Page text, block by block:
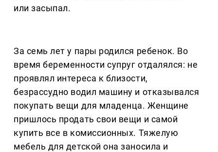
или засыпал.
За семь лет у пары родился ребенок. Во
время беременности супруг отдалялся: не
проявлял интереса к близости,
безрассудно водил машину и отказывался
покупать вещи для младенца. Женщине
пришлось продать свои вещи и самой
купить все в комиссионных. Тяжелую
мебель для детской она заносила и